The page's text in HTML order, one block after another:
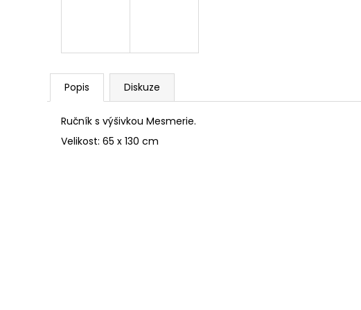
Popis Diskuze
Ručník s výšivkou Mesmerie.
Velikost: 65 x 130 cm
STERILNÍ